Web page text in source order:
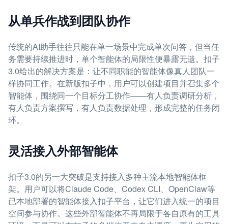
从单兵作战到团队协作
传统的AI助手往往只能在单一场景中完成单次问答，但当任
务需要持续推进时，单个智能体的局限性便暴露无遗。扣子
3.0给出的解决方案是：让不同职能的智能体像真人团队一
样协同工作。在新版扣子中，用户可以创建项目并召集多个
智能体，围绕同一个目标分工协作——有人负责调研分析，
有人负责方案撰写，有人负责数据处理，形成完整的任务闭
环。
灵活接入外部智能体
扣子3.0的另一大突破是支持接入多种主流本地智能体框
架。用户可以将Claude Code、Codex CLI、OpenClaw等
已本地部署的智能体接入扣子平台，让它们进入统一的项目
空间参与协作。这些外部智能体不再局限于各自原有的工具